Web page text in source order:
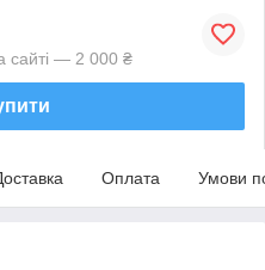
сайті — 2 000 ₴
Оплата Умови